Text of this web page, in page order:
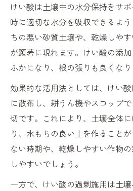
けい酸は土壌中の水分保持をサ
時に適切な水分を吸収できるよ
ちの悪い砂質土壌や、乾燥しや
が顕著に現れます。けい酸の添
ふかになり、根の張りも良くなり
効果的な活用法としては、けい
に散布し、耕うん機やスコップ
切です。これにより、土壌全体
り、水もちの良い土を作ること
ない時期や、乾燥しやすい作物
しやすいでしょう。
一方で、けい酸の過剰施用は土